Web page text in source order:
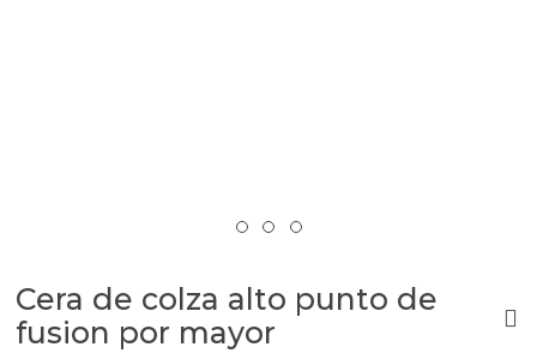
Cera de colza alto punto de
fusion por mayor